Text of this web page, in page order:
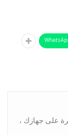
على جهازك ،